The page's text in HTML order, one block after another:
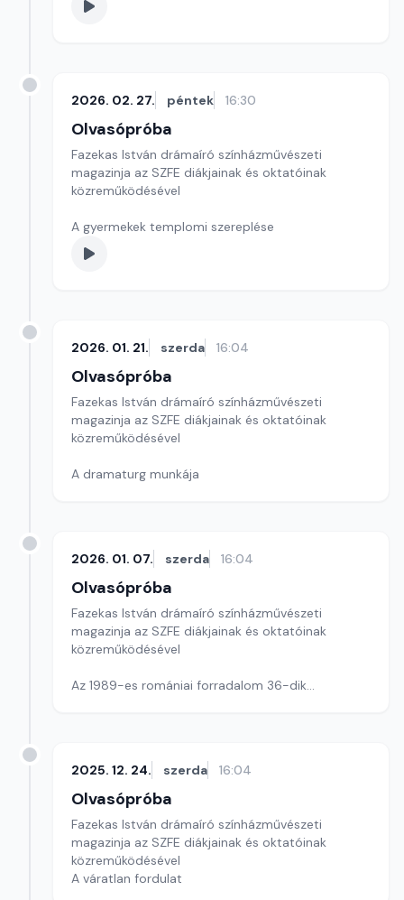
2026. 02. 27. péntek 16:30
Olvasópróba
Fazekas István drámaíró színházművészeti
magazinja az SZFE diákjainak és oktatóinak
közreműködésével
A gyermekek templomi szereplése
2026. 01. 21. szerda 16:04
Olvasópróba
Fazekas István drámaíró színházművészeti
magazinja az SZFE diákjainak és oktatóinak
közreműködésével
A dramaturg munkája
2026. 01. 07. szerda 16:04
Olvasópróba
Fazekas István drámaíró színházművészeti
magazinja az SZFE diákjainak és oktatóinak
közreműködésével
Az 1989-es romániai forradalom 36-dik
2025. 12. 24. szerda 16:04
Olvasópróba
Fazekas István drámaíró színházművészeti
magazinja az SZFE diákjainak és oktatóinak
közreműködésével
A váratlan fordulat